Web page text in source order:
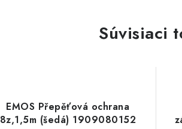
Súvisiaci
EMOS Přepěťová ochrana
8z,1,5m (šedá) 1909080152